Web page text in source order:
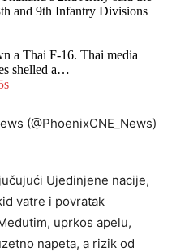
and 9th Infantry Divisions
a Thai F-16. Thai media
shelled a…
(@PhoenixCNE_News)
Ujedinjene nacije,
vatre i povratak
uprkos apelu,
napeta, a rizik od